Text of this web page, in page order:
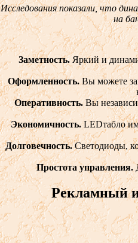
Исследования показали, что
на
Заметность. Яркий и
Оформленность. Вы можете
Оперативность. Вы
Экономичность.LEDтабло
Долговечность.Светодиоды,
Простота управления.
Рекламный